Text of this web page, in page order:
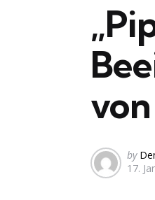
by
by
17.